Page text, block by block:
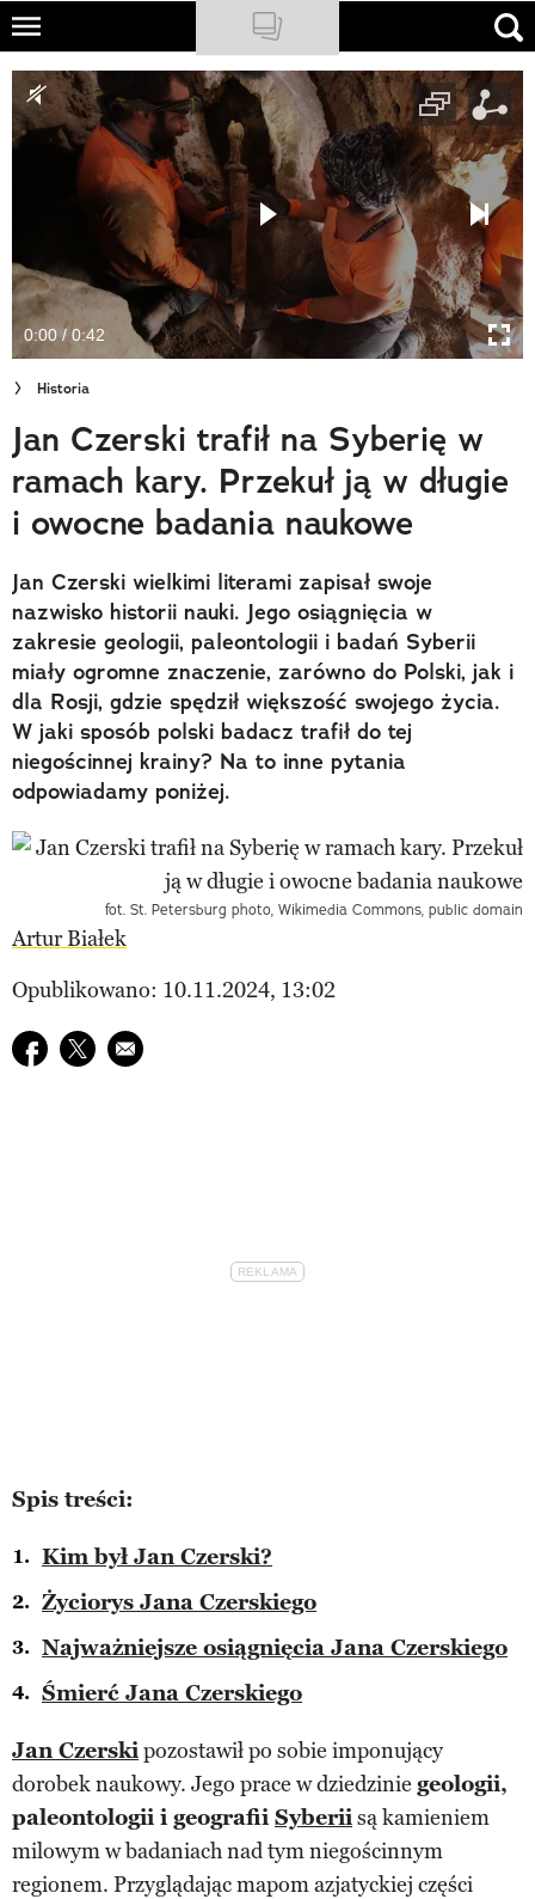
Skip
main
content
NATIONAL GEOGRAPHIC
TRAVELER
PODCASTY
Newsletter
Cuda Polski
Wielki Konkurs Fotograficzny
Trendbook Podróżniczy
Polecane
0:00 / 0:42
Historia
Jan Czerski trafił na Syberię w
ramach kary. Przekuł ją w długie
i owocne badania naukowe
Jan Czerski wielkimi literami zapisał swoje
nazwisko historii nauki. Jego osiągnięcia w
zakresie geologii, paleontologii i badań Syberii
miały ogromne znaczenie, zarówno do Polski, jak i
dla Rosji, gdzie spędził większość swojego życia.
W jaki sposób polski badacz trafił do tej
niegościnnej krainy? Na to inne pytania
odpowiadamy poniżej.
fot. St. Petersburg photo, Wikimedia Commons, public domain
Artur Białek
Opublikowano: 10.11.2024, 13:02
Udostępnij na facebook
Udostępnij na twitter
E-mail do przyjaciela
Spis treści:
Kim był Jan Czerski?
Życiorys Jana Czerskiego
Najważniejsze osiągnięcia Jana Czerskiego
Śmierć Jana Czerskiego
Jan Czerskipozostawił po sobie imponujący
dorobek naukowy. Jego prace w dziedzinie geologii,
paleontologii i geografii Syberiisą kamieniem
milowym w badaniach nad tym niegościnnym
regionem. Przyglądając mapom azjatyckiej części